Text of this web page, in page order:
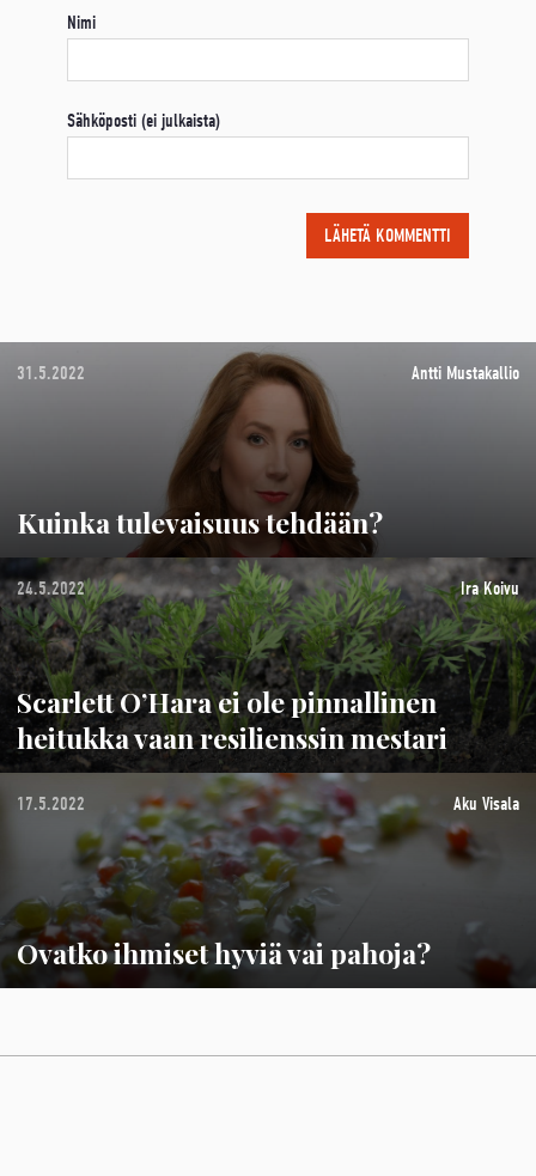
Nimi
Sähköposti (ei julkaista)
31.5.2022 Antti Mustakallio
Kuinka tulevaisuus tehdään?
24.5.2022 Ira Koivu
Scarlett O’Hara ei ole pinnallinen
heitukka vaan resilienssin mestari
17.5.2022 Aku Visala
Ovatko ihmiset hyviä vai pahoja?